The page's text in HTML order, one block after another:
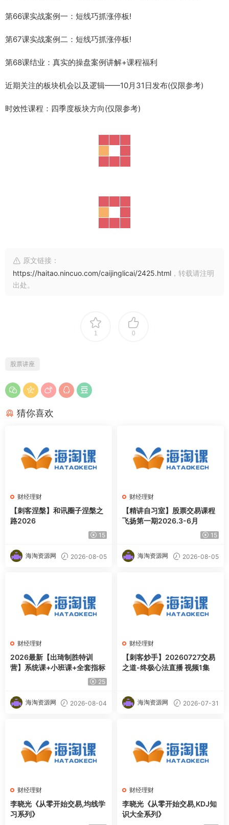
第66课实战案例一：短线巧抓涨停板!
第67课实战案例二：短线巧抓涨停板!
第68课结业：真实的操盘案例讲解+课程福利
近期关注的板块机会以及逻辑——10月31日发布(仅限参考)
时效性课程：四季度板块方向(仅限参考)
原文链接：
https://haitao.nincuo.com/caijinglicai/2425.html ，转载请注明
出处。
1 0
股票讲座
猜你喜欢
财经理财
【刺客涅槃】和讯圈子涅槃之
路2026
15
海淘资源网 2026-08-05
财经理财
【精讲自习室】股票交易课程
飞扬第一期2026.3-6月
15
海淘资源网 2026-08-05
财经理财
2026最新【出琦制胜特训
营】系统课+小班课+全套指标
25
海淘资源网 2026-08-04
财经理财
【刺客炒手】20260727交易
之道-终极心法直播 视频1集
海淘资源网 2026-07-31
财经理财
李晓光《从零开始交易,均线学
习系列》
财经理财
李晓光《从零开始交易,KDJ知
识大全系列》